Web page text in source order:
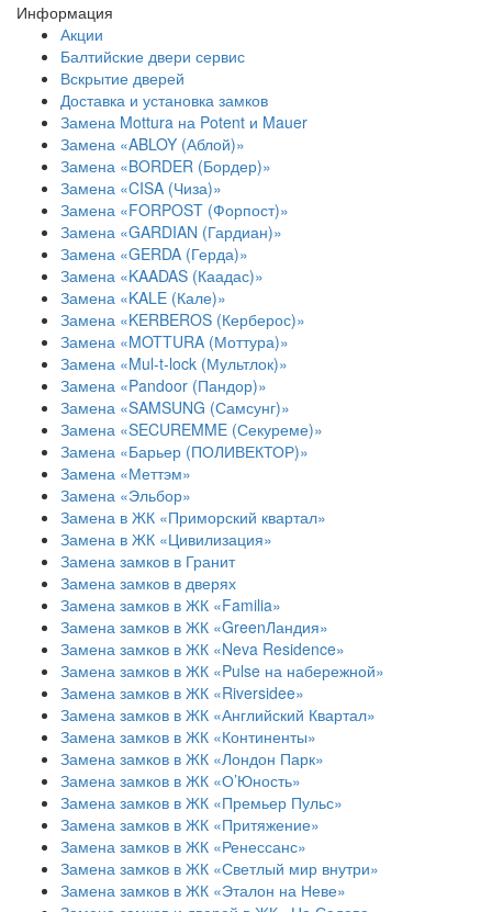
Информация
Акции
Балтийские двери сервис
Вскрытие дверей
Доставка и установка замков
Замена Mottura на Potent и Mauer
Замена «ABLOY (Аблой)»
Замена «BORDER (Бордер)»
Замена «CISA (Чиза)»
Замена «FORPOST (Форпост)»
Замена «GARDIAN (Гардиан)»
Замена «GERDA (Герда)»
Замена «KAADAS (Каадас)»
Замена «KALE (Кале)»
Замена «KERBEROS (Керберос)»
Замена «MOTTURA (Моттура)»
Замена «Mul-t-lock (Мультлок)»
Замена «Pandoor (Пандор)»
Замена «SAMSUNG (Самсунг)»
Замена «SECUREMME (Секуреме)»
Замена «Барьер (ПОЛИВЕКТОР)»
Замена «Меттэм»
Замена «Эльбор»
Замена в ЖК «Приморский квартал»
Замена в ЖК «Цивилизация»
Замена замков в Гранит
Замена замков в дверях
Замена замков в ЖК «Familia»
Замена замков в ЖК «GreenЛандия»
Замена замков в ЖК «Neva Residence»
Замена замков в ЖК «Pulse на набережной»
Замена замков в ЖК «Riversidee»
Замена замков в ЖК «Английский Квартал»
Замена замков в ЖК «Континенты»
Замена замков в ЖК «Лондон Парк»
Замена замков в ЖК «О’Юность»
Замена замков в ЖК «Премьер Пульс»
Замена замков в ЖК «Притяжение»
Замена замков в ЖК «Ренессанс»
Замена замков в ЖК «Светлый мир внутри»
Замена замков в ЖК «Эталон на Неве»